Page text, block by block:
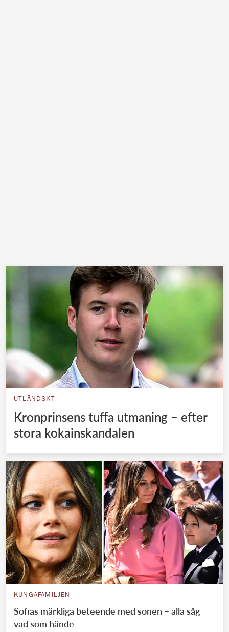
UTLÄNDSKT
Kronprinsens tuffa utmaning – efter
stora kokainskandalen
KUNGAFAMILJEN
Sofias märkliga beteende med sonen – alla såg
vad som hände